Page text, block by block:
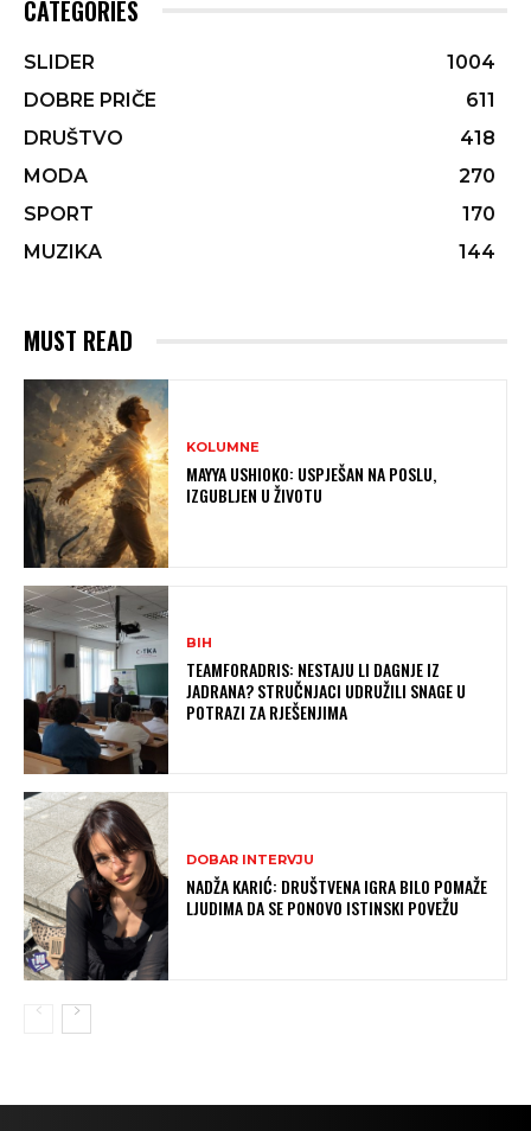
CATEGORIES
SLIDER
1004
DOBRE PRIČE
611
DRUŠTVO
418
MODA
270
SPORT
170
MUZIKA
144
MUST READ
KOLUMNE
MAYYA USHIOKO: USPJEŠAN NA POSLU,
IZGUBLJEN U ŽIVOTU
BIH
TEAMFORADRIS: NESTAJU LI DAGNJE IZ
JADRANA? STRUČNJACI UDRUŽILI SNAGE U
POTRAZI ZA RJEŠENJIMA
DOBAR INTERVJU
NADŽA KARIĆ: DRUŠTVENA IGRA BILO POMAŽE
LJUDIMA DA SE PONOVO ISTINSKI POVEŽU